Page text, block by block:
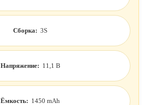
Сборка: 3S
Напряжение: 11,1 В
Ёмкость: 1450 mAh